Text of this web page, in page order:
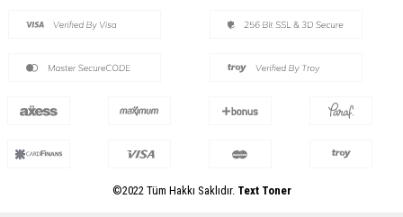
©2022 Tüm Hakkı Saklıdır. Text Toner